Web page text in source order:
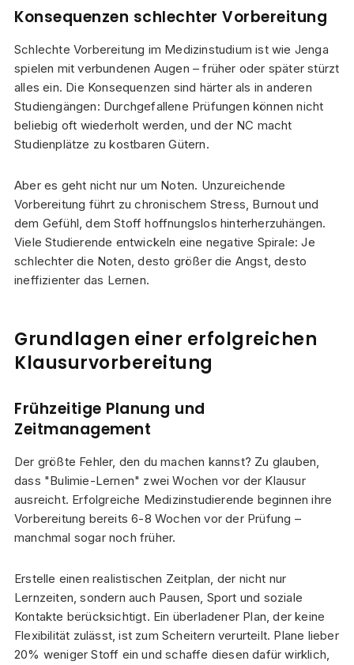
Konsequenzen schlechter Vorbereitung
Schlechte Vorbereitung im Medizinstudium ist wie Jenga
spielen mit verbundenen Augen – früher oder später stürzt
alles ein. Die Konsequenzen sind härter als in anderen
Studiengängen: Durchgefallene Prüfungen können nicht
beliebig oft wiederholt werden, und der NC macht
Studienplätze zu kostbaren Gütern.
Aber es geht nicht nur um Noten. Unzureichende
Vorbereitung führt zu chronischem Stress, Burnout und
dem Gefühl, dem Stoff hoffnungslos hinterherzuhängen.
Viele Studierende entwickeln eine negative Spirale: Je
schlechter die Noten, desto größer die Angst, desto
ineffizienter das Lernen.
Grundlagen einer erfolgreichen
Klausurvorbereitung
Frühzeitige Planung und
Zeitmanagement
Der größte Fehler, den du machen kannst? Zu glauben,
dass "Bulimie-Lernen" zwei Wochen vor der Klausur
ausreicht. Erfolgreiche Medizinstudierende beginnen ihre
Vorbereitung bereits 6-8 Wochen vor der Prüfung –
manchmal sogar noch früher.
Erstelle einen realistischen Zeitplan, der nicht nur
Lernzeiten, sondern auch Pausen, Sport und soziale
Kontakte berücksichtigt. Ein überladener Plan, der keine
Flexibilität zulässt, ist zum Scheitern verurteilt. Plane lieber
20% weniger Stoff ein und schaffe diesen dafür wirklich,